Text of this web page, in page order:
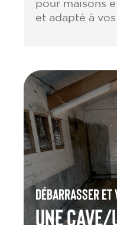
pour maisons
et adapté à vos
Débarrasser et
une